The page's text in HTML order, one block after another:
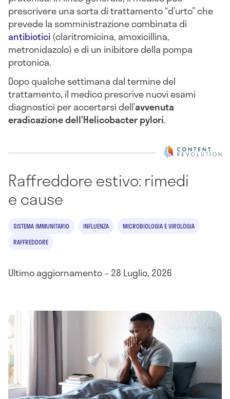
prescrivere una sorta di trattamento “d’urto” che
prevede la somministrazione combinata di
antibiotici(claritromicina, amoxicillina,
metronidazolo) e di un inibitore della pompa
protonica.
Dopo qualche settimana dal termine del
trattamento, il medico prescrive nuovi esami
diagnostici per accertarsi dell’avvenuta
eradicazione dell’Helicobacter pylori.
Raffreddore estivo: rimedi
e cause
SISTEMA IMMUNITARIO INFLUENZA
MICROBIOLOGIA E VIROLOGIA
RAFFREDDORE
Ultimo aggiornamento – 28 Luglio, 2026